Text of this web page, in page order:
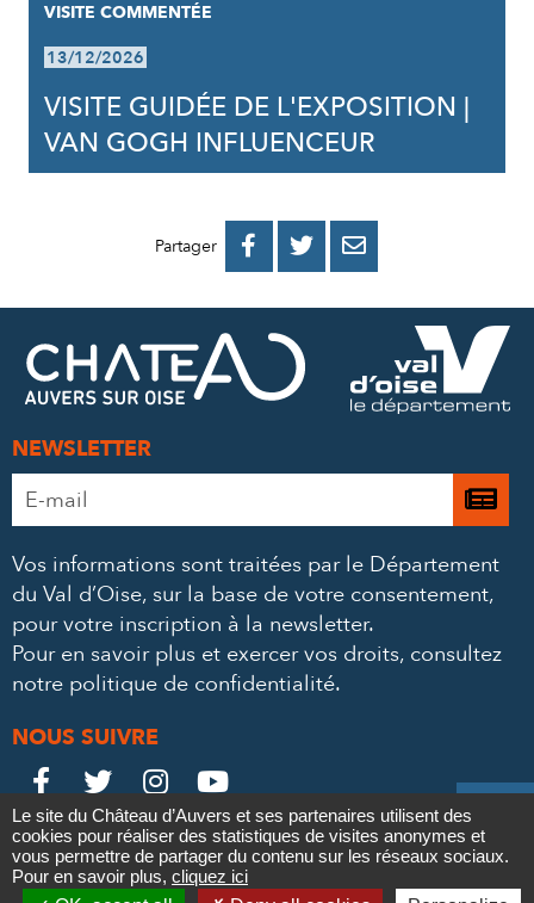
Contact

VISITE COMMENTÉE
13/12/2026
VISITE GUIDÉE DE L'EXPOSITION |
VAN GOGH INFLUENCEUR
Partager 
PARTAGER
FACEBOOK
PARTAGER
PARTAGER
MAIL
NEWSLETTER
Adresse
e-
*
Je
à
Vos informations sont traitées par le Département
du Val d’Oise, sur la base de votre consentement,
pour votre inscription à la newsletter.
Pour en savoir plus et exercer vos droits, consultez
notre politique de confidentialité.
NOUS SUIVRE
Le
Château
sur

Le
Château
sur

Le
Château
sur

Le
Château
sur

Mentions légales Politique de confidentialité
Crédits
Partenaires & Mécènes
Recrutement
Le site du Château d’Auvers et ses partenaires utilisent des
cookies pour réaliser des statistiques de visites anonymes et
vous permettre de partager du contenu sur les réseaux sociaux.
Pour en savoir plus, cliquez ici